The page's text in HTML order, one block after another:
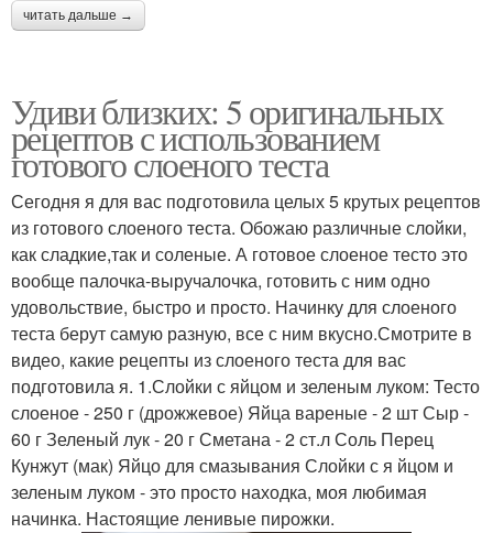
читать дальше →
Удиви близких: 5 оригинальных
рецептов с использованием
готового слоеного теста
Сегодня я для вас подготовила целых 5 крутых рецептов
из готового слоеного теста. Обожаю различные слойки,
как сладкие,так и соленые. А готовое слоеное тесто это
вообще палочка-выручалочка, готовить с ним одно
удовольствие, быстро и просто. Начинку для слоеного
теста берут самую разную, все с ним вкусно.Смотрите в
видео, какие рецепты из слоеного теста для вас
подготовила я. 1.Слойки с яйцом и зеленым луком: Тесто
слоеное - 250 г (дрожжевое) Яйца вареные - 2 шт Сыр -
60 г Зеленый лук - 20 г Сметана - 2 ст.л Соль Перец
Кунжут (мак) Яйцо для смазывания Слойки с я йцом и
зеленым луком - это просто находка, моя любимая
начинка. Настоящие ленивые пирожки.